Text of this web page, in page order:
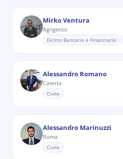
Mirko Ventura
Agrigento
Diritto Bancario e Finanziario
Alessandro Romano
Caserta
Civile
Alessandro Marinuzzi
Roma
Civile